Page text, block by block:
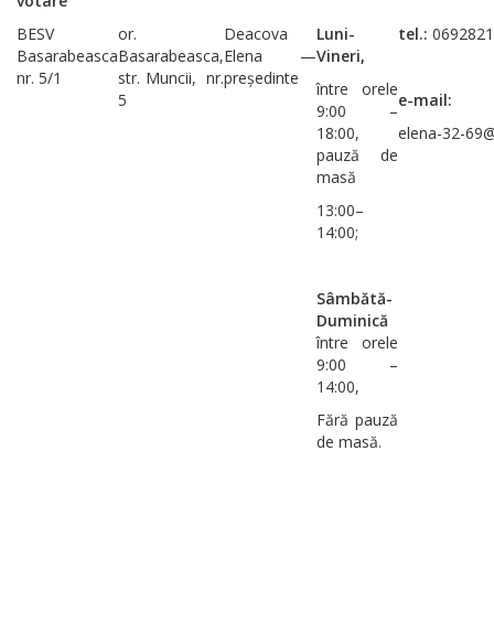
BESV
Basarabeasca
nr. 5/1
or.
Basarabeasca,
str. Muncii, nr.
5
Deacova
Elena —
președinte
Luni-
Vineri,
între orele
9:00 –
18:00,
pauză de
masă
13:00–
14:00;
Sâmbătă-
Duminică
între orele
9:00 –
14:00,
Fără pauză
de masă.
tel.:
e-mail:
elena-32-